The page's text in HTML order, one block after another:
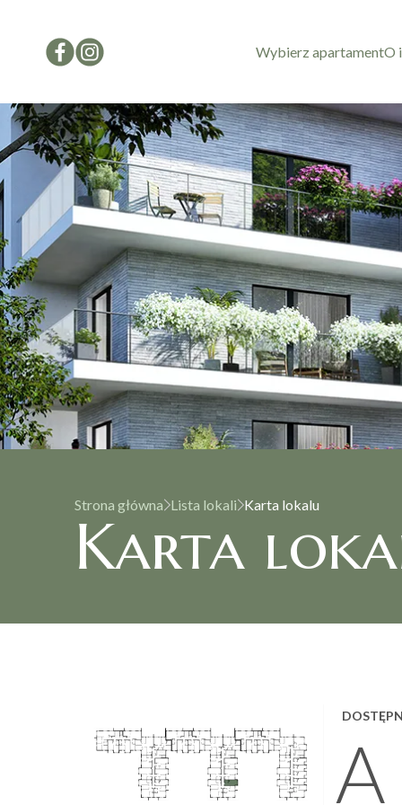
Wybierz apartamentO
Strona główna Lista lokali Karta lokalu
Karta
A